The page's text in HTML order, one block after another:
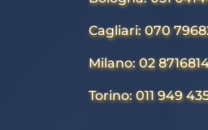
Cagliari: 070
Milano: 02
Torino: 011 949